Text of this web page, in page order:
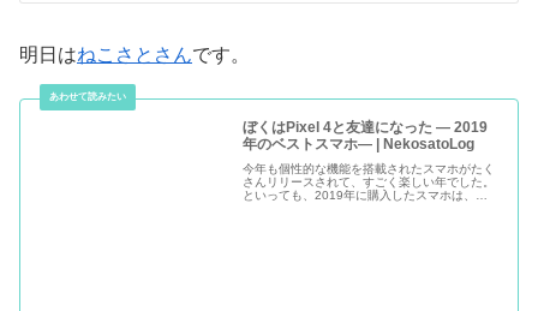
明日はねこさとさんです。
ぼくはPixel 4と友達になった ― 2019
年のベストスマホ― | NekosatoLog
今年も個性的な機能を搭載されたスマホがたく
さんリリースされて、すごく楽しい年でした。
といっても、2019年に購入したスマホは、